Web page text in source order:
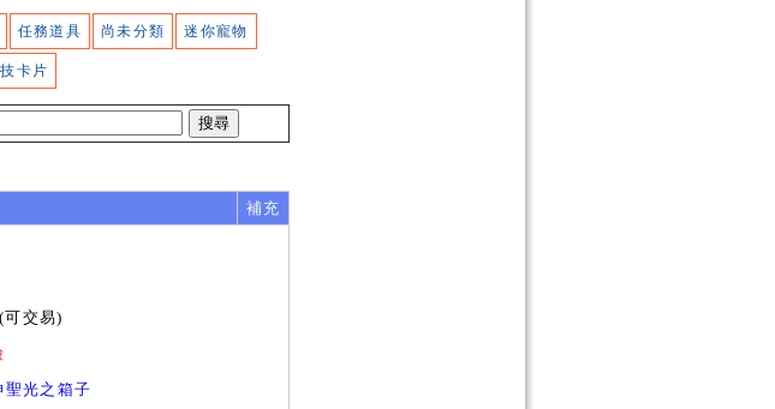
任務道具 尚未分類 迷你寵物
卡片
補充
可交易)
聖光之箱子